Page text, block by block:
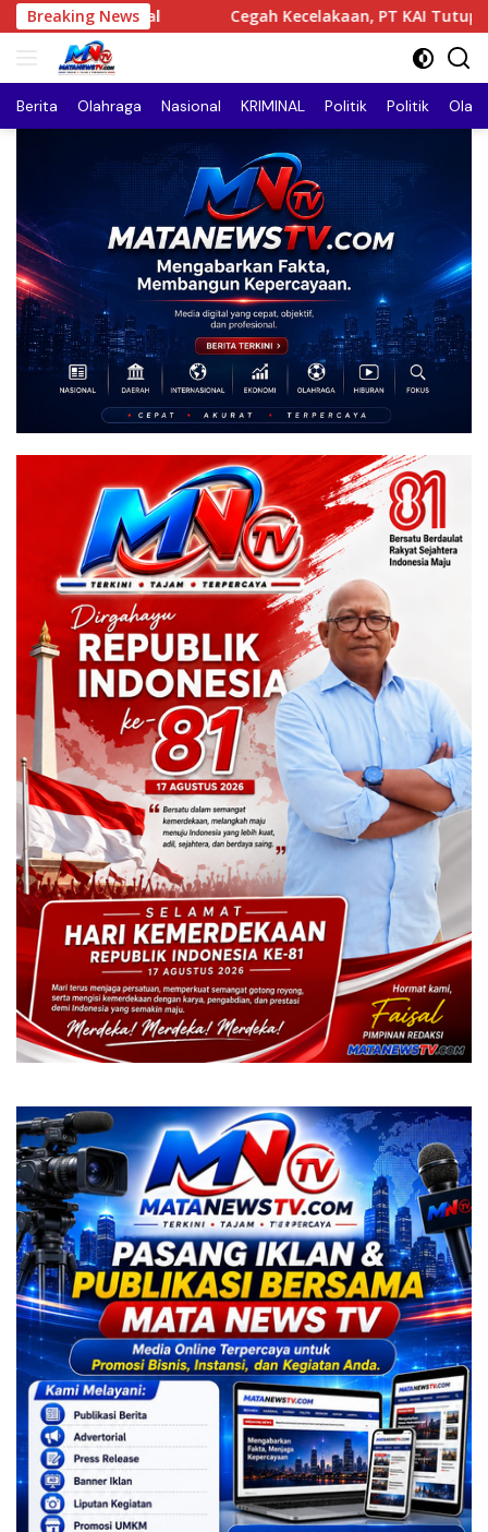
Langsung
ke
Breaking News
Cegah Kecelakaan, PT KAI Tutup Permanen Perlintasan
Berita Olahraga Nasional KRIMINAL Politik Politik